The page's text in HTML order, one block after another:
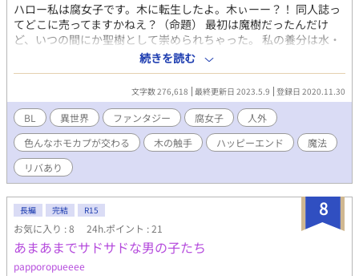
ハロー私は腐女子です。木に転生したよ。木ぃーー？！ 同人誌っ
てどこに売ってますかねえ？（命題） 最初は魔樹だったんだけ
ど、いつの間にか聖樹として崇められちゃった。 私の養分は水・
光・BLです。BL必要。BLください。ぶっちゃけ誰か目の前でまぐ
わってくれんかね？ただしホモカプに限る。 こんな聖樹たんの前
で様々な事情を抱えた男たちが契るなんか！ 御神木の前でウホ
ッ！ ≪CP一覧≫ 騎士×神官／使用人×貴族／魔法剣士×重戦士
／銃剣士×魔術師／ショタ×ショタ／拳士×異世界人／ 【主人公
カプは】聖王×聖樹／聖樹×聖王【リバです】 ⭐表紙ロゴはロゴ
デザイナーの香月淑人様＆香月ミツほ様（@kadukimitsu）に依
頼しました。むちゃくちゃ素敵に仕上がりました。ありがとうご
ざいます！
続きを読む
文字数 276,618 最終更新日 2023.5.9 登録日 2020.11.30
BL 異世界 ファンタジー 腐女子
人外
色んなホモカプが交わる
木の触手 ハッピーエンド
魔法
リバあり
8
長編 完結 R15
お気に入り : 8 24h.ポイント : 21
あまあまでサドサドな男の子たち
papporopueeee